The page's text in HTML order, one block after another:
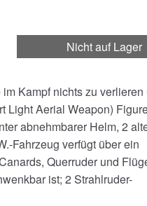
Nicht auf Lager
Kampf nichts zu
Light Aerial Weapon)
abnehmbarer Helm, 2
Fahrzeug verfügt über ein
Querruder und
ist; 2 Strahlruder-